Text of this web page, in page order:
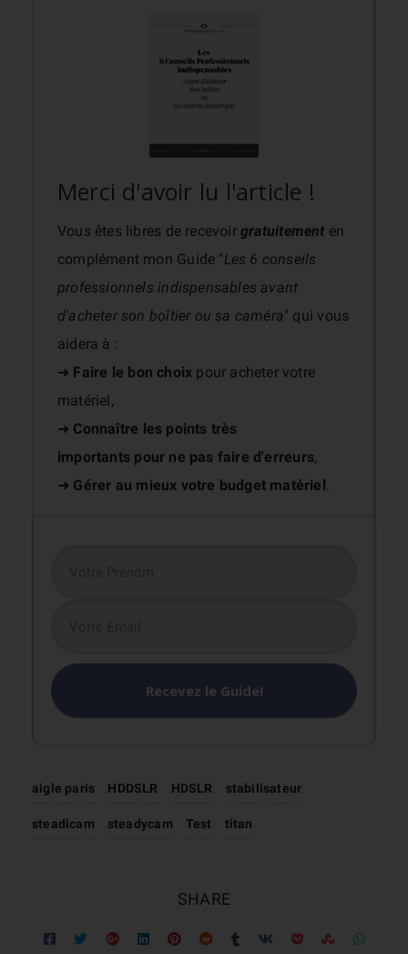
Merci d'avoir lu l'article !
Vous êtes libres de recevoirgratuitement en
complément mon Guide "Les 6 conseils
professionnels indispensables avant
d'acheter son boîtier ou sa caméra" qui vous
aidera à :
➜ Faire le bon choix pour acheter votre
matériel,
➜ Connaître les points très
importants pour ne pas faire d'erreurs,
➜ Gérer au mieux votre budget matériel .
Recevez le Guide!
aigle paris HDDSLR HDSLR stabilisateur
steadicam steadycam Test titan
SHARE